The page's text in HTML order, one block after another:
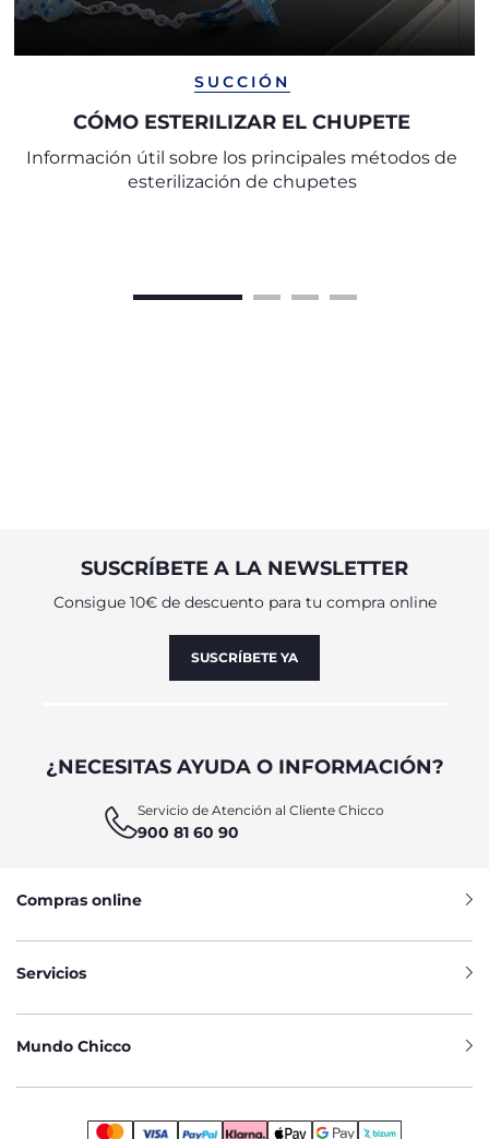
SUCCIÓN
CÓMO ESTERILIZAR EL CHUPETE
Información útil sobre los principales métodos de
esterilización de chupetes
SUSCRÍBETE A LA NEWSLETTER
Consigue 10€ de descuento para tu compra online
SUSCRÍBETE YA
¿NECESITAS AYUDA O INFORMACIÓN?
Servicio de Atención al Cliente Chicco
900 81 60 90
Compras online
Servicios
Mundo Chicco